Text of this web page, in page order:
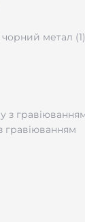
метал (1)
гравіюванням